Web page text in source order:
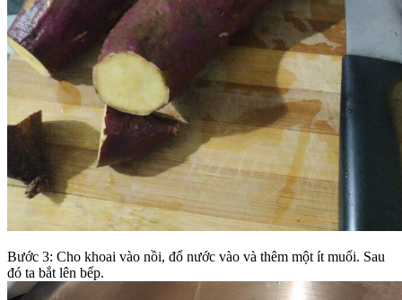
Bước 3: Cho khoai vào nồi, đổ nước vào và thêm một ít muối. Sau
đó ta bắt lên bếp.